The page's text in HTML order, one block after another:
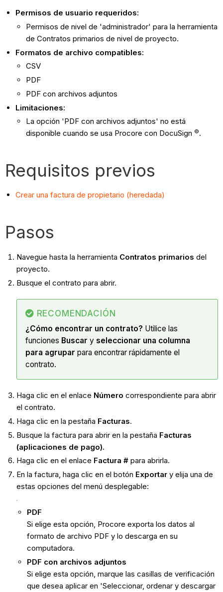
Permisos de usuario requeridos:
Permisos de nivel de 'administrador' para la herramienta
de Contratos primarios de nivel de proyecto.
Formatos de archivo compatibles:
CSV
PDF
PDF con archivos adjuntos
Limitaciones:
La opción 'PDF con archivos adjuntos' no está
disponible cuando se usa Procore con DocuSign ©.
Requisitos previos
Crear una factura de propietario (heredada)
Pasos
Navegue hasta la herramienta Contratos primarios del
proyecto.
Busque el contrato para abrir.
RECOMENDACIÓN
¿Cómo encontrar un contrato? Utilice las
funciones Buscar y seleccionar una columna
para agrupar para encontrar rápidamente el
contrato.
Haga clic en el enlace Número correspondiente para abrir
el contrato.
Haga clic en la pestaña Facturas.
Busque la factura para abrir en la pestaña Facturas
(aplicaciones de pago).
Haga clic en el enlace Factura # para abrirla.
En la factura, haga clic en el botón Exportary elija una de
estas opciones del menú desplegable:
PDF
Si elige esta opción, Procore exporta los datos al
formato de archivo PDF y lo descarga en su
computadora.
PDF con archivos adjuntos
Si elige esta opción, marque las casillas de verificación
que desea aplicar en 'Seleccionar, ordenar y descargar